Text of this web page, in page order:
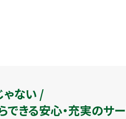
ない /
できる安心・充実のサ